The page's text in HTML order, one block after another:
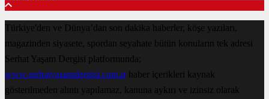
Türkiye'den ve Dünya’dan son dakika haberler, köşe yazıları,
magazinden siyasete, spordan seyahate bütün konuların tek adresi
Serhat Yaşam Dergisi platformunda;
www.serhatyasamdergisi.com.trhaber içerikleri kaynak
gösterilmeden alıntı yapılamaz, kanuna aykırı ve izinsiz olarak